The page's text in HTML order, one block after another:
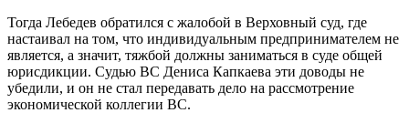
Тогда Лебедев обратился с жалобой в Верховный суд, где
настаивал на том, что индивидуальным предпринимателем не
является, а значит, тяжбой должны заниматься в суде общей
юрисдикции. Судью ВС Дениса Капкаева эти доводы не
убедили, и он не стал передавать дело на рассмотрение
экономической коллегии ВС.